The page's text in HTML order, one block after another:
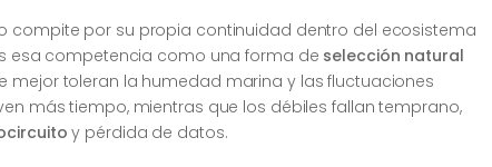
compite por su propia continuidad dentro del ecosistema
esa competencia como una forma de selección natural
mejor toleran la humedad marina y las fluctuaciones
más tiempo, mientras que los débiles fallan temprano,
y pérdida de datos.